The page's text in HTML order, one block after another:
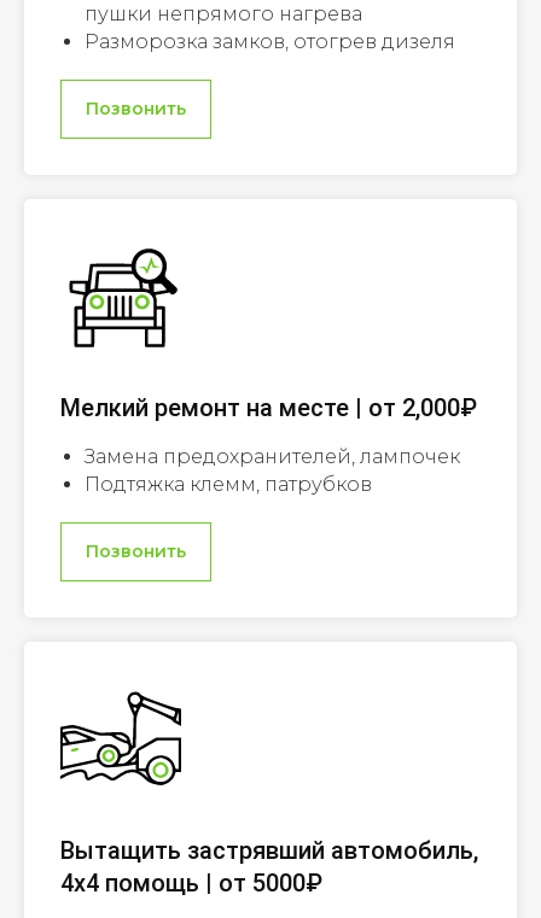
пушки непрямого нагрева
Разморозка замков, отогрев дизеля
Позвонить
Мелкий ремонт на месте | от 2,000₽
Замена предохранителей, лампочек
Подтяжка клемм, патрубков
Позвонить
Вытащить застрявший автомобиль,
4х4 помощь | от 5000₽